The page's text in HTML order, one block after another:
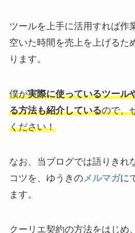
ツールを上手に活用すれば作
空いた時間を売上を上げるた
ります。
僕が実際に使っているツール
る方法も紹介しているので、
ください！
なお、当ブログでは語りきれ
コツを、ゆうきのメルマガに
ます。
クーリエ契約の方法をはじめ